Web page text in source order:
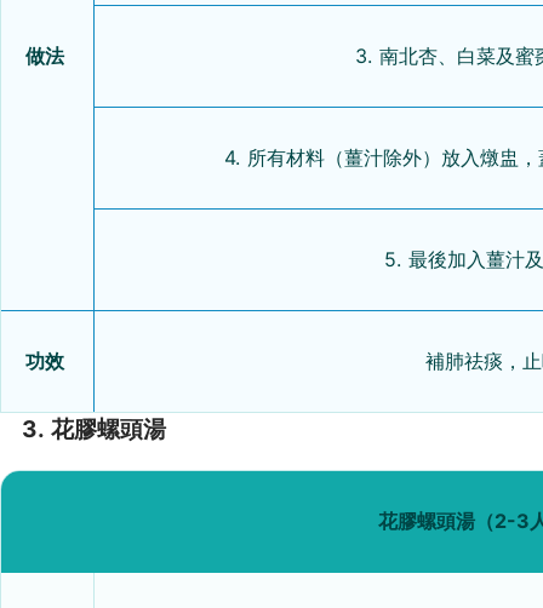
做法 3. 南北杏、白菜及蜜
4. 所有材料（薑汁除外）放入燉盅
5. 最後加入薑汁
功效 補肺祛痰，
3. 花膠螺頭湯
花膠螺頭湯（2-3